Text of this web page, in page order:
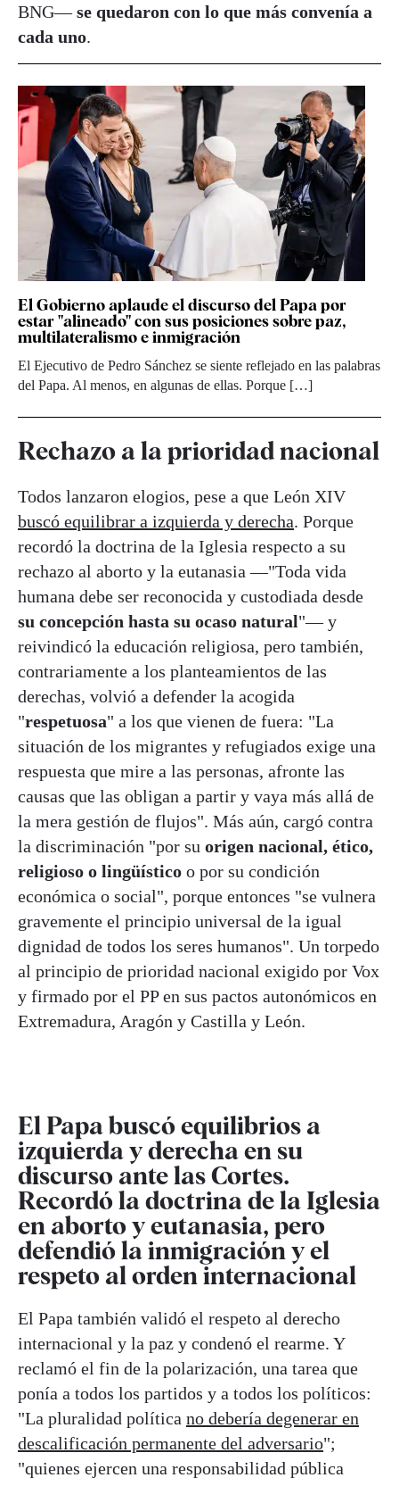
BNG—se quedaron con lo que más convenía a
cada uno.
El Gobierno aplaude el discurso del Papa por
estar "alineado" con sus posiciones sobre paz,
multilateralismo e inmigración
El Ejecutivo de Pedro Sánchez se siente reflejado en las palabras
del Papa. Al menos, en algunas de ellas. Porque […]
Rechazo a la prioridad nacional
Todos lanzaron elogios, pese a que León XIV
buscó equilibrar a izquierda y derecha. Porque
recordó la doctrina de la Iglesia respecto a su
rechazo al aborto y la eutanasia —"Toda vida
humana debe ser reconocida y custodiada desde
su concepción hasta su ocaso natural"— y
reivindicó la educación religiosa, pero también,
contrariamente a los planteamientos de las
derechas, volvió a defender la acogida
"respetuosa" a los que vienen de fuera: "La
situación de los migrantes y refugiados exige una
respuesta que mire a las personas, afronte las
causas que las obligan a partir y vaya más allá de
la mera gestión de flujos". Más aún, cargó contra
la discriminación "por su origen nacional, ético,
religioso o lingüístico o por su condición
económica o social", porque entonces "se vulnera
gravemente el principio universal de la igual
dignidad de todos los seres humanos". Un torpedo
al principio de prioridad nacional exigido por Vox
y firmado por el PP en sus pactos autonómicos en
Extremadura, Aragón y Castilla y León.
El Papa buscó equilibrios a
izquierda y derecha en su
discurso ante las Cortes.
Recordó la doctrina de la Iglesia
en aborto y eutanasia, pero
defendió la inmigración y el
respeto al orden internacional
El Papa también validó el respeto al derecho
internacional y la paz y condenó el rearme. Y
reclamó el fin de la polarización, una tarea que
ponía a todos los partidos y a todos los políticos:
"La pluralidad política no debería degenerar en
descalificación permanente del adversario";
"quienes ejercen una responsabilidad pública